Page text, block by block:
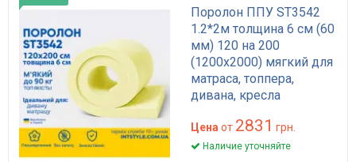
Поролон ППУ ST3542
1.2*2м толщина 6 см (60
мм) 120 на 200
(1200х2000) мягкий для
матраса, топпера,
дивана, кресла
Цена от 2831 грн.
Наличие уточняйте